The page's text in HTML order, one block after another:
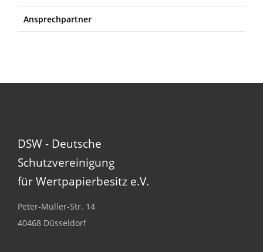
Ansprechpartner
DSW - Deutsche
Schutzvereinigung
für Wertpapierbesitz e.V.
Peter-Müller-Str. 14
40468 Düsseldorf